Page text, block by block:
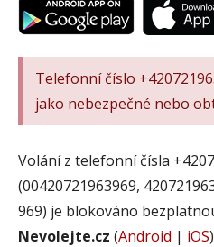
Telefonní číslo
jako nebezpečné nebo
Volání z telefonní čísla
(00420721963969,
969) je blokováno
Nevolejte.cz (Android | iOS